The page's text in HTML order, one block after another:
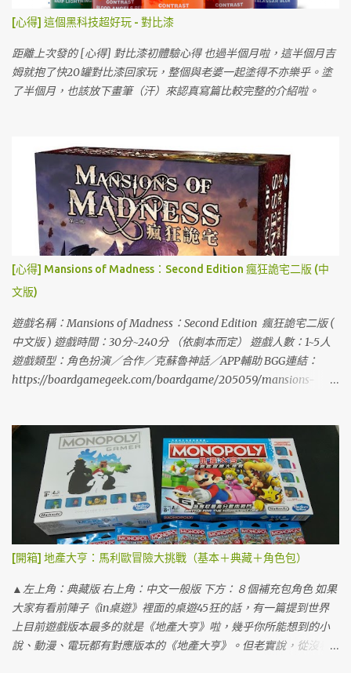
[心得] 這個黑科技超好玩 - 對比漆
距離上次發的 [心得] 對比漆初體驗心得 也過半個月啦，這半個月吉
姆就抱了快20罐對比漆回家玩，整個與老婆一起塗得不亦樂乎。塗
了半個月，也該放下畫筆（汗）來認真寫篇比較完整的介紹啦。
[心得] Mansions of Madness：Second Edition 瘋狂詭宅二版 (中
文版)
遊戲名稱：Mansions of Madness：Second Edition 瘋狂詭宅二版 (
中文版 ) 遊戲時間：30分~240分 （依劇本而定） 遊戲人數：1~5人
遊戲類型：角色扮演／合作／克蘇魯神話／APP輔助 BGG連結：
https://boardgamegeek.com/boardgame/205059/mansions-
候XD。 *1《 第七大陸 》、《 黯淡港灣 》、《Too Many Bones》
、《Kingdom Death：Monster》 、《黑暗靈魂》 （雖然這款各種
讓我憤怒...快被踢出去了） 不過前陣子就有桌友跟我反應說，這幾款
不是KS限定就是相當難購買，而且都有一個共通點是... . 都沒有中
文！ 不過就是這麼巧， 就在上個月一位遠在新竹的桌遊大大帶著必
定推你入坑的笑容(?!)手上拎了一款遊戲來讓我體驗，然後...我就掉
坑啦！！！！ ▲官方介紹影片 正當準備入手英文版的同時網路上也
傳來了中文即將發售的消息，行！我等你！ 遊戲也在這幾日順利拿
到貨，完美的解決了上面提到的需求，角色扮演、好玩、重點是 有
中文版 ！遊戲的內容也足以被我列進2017角色扮演代表桌遊之一，
那就是今天要介紹的《瘋狂詭宅二版 》 。 雖然我不敢說 《瘋狂詭宅
二版 》會是我2017角色扮演代表桌遊列表中最好玩的一款，不過我
[開箱] 地產大亨：馬利歐冒險大挑戰（基本＋典藏＋角色包）
▲左上角：典藏版 右上角：中文一般版 下方：８個補充包角色 如果
大家有看前陣子《in桌遊》裡面的桌遊45狂的話，有一篇提到世界
上目前遊戲版本最多的就是《地產大亨》啦，幾乎你所能想到的小
說、動漫、電玩都有對應版本的《地產大亨》。但老實說，從沒看